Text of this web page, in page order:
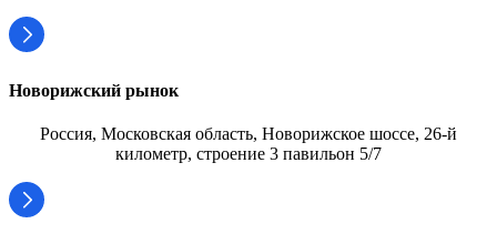
Новорижский рынок
Россия, Московская область, Новорижское шоссе, 26-й
километр, строение 3 павильон 5/7